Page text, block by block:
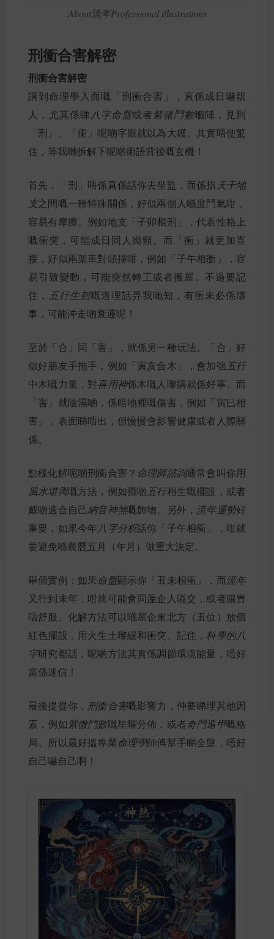
About流年Professional illustrations
刑衝合害解密
刑衝合害解密
講到命理學入面嘅「刑衝合害」，真係成日嚇親
人，尤其係睇 八字命盤或者紫微鬥數嗰陣，見到
「刑」、「衝」呢啲字眼就以為大鑊。其實唔使驚
住，等我哋拆解下呢啲術語背後嘅玄機！
首先，「刑」唔係真係話你去坐監，而係指 天干地
支之間嘅一種特殊關係，好似兩個人喺度鬥氣咁，
容易有摩擦。例如地支「子卯相刑」，代表性格上
嘅衝突，可能成日同人拗頸。而「衝」就更加直
接，好似兩架車對頭撞咁，例如「子午相衝」，容
易引致變動，可能突然轉工或者搬屋。不過要記
住， 五行生剋嘅道理話畀我哋知，有衝未必係壞
事，可能沖走啲衰運呢！
至於「合」同「害」，就係另一種玩法。「合」好
似好朋友手拖手，例如「寅亥合木」，會加強 五行
中木嘅力量，對喜用神係木嘅人嚟講就係好事。而
「害」就陰濕啲，係暗地裡嘅傷害，例如「寅巳相
害」，表面睇唔出，但慢慢會影響健康或者人際關
係。
點樣化解呢啲刑衝合害？ 命理師諮詢通常會叫你用
風水堪輿嘅方法，例如擺啲 五行相生嘅擺設，或者
戴啲適合自己納音神煞嘅飾物。另外， 流年運勢好
重要，如果今年八字分析話你「子午相衝」，咁就
要避免喺農曆五月（午月）做重大決定。
舉個實例：如果命盤顯示你「丑未相衝」，而流年
又行到未年，咁就可能會同屋企人嗌交，或者腸胃
唔舒服。化解方法可以喺屋企東北方（丑位）放個
紅色擺設，用火生土嚟緩和衝突。記住， 科學的八
字研究都話，呢啲方法其實係調節環境能量，唔好
當係迷信！
最後提提你， 刑衝合害嘅影響力，仲要睇埋其他因
素，例如紫微鬥數嘅星曜分佈，或者奇門遁甲嘅格
局。所以最好搵專業命理學師傅幫手睇全盤，唔好
自己嚇自己啊！